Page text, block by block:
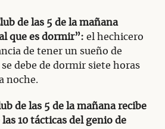
de las 5 de la mañana
que es dormir”: el hechicero
de tener un sueño de
debe de dormir siete horas
noche.
de las 5 de la mañana recibe
10 tácticas del genio de